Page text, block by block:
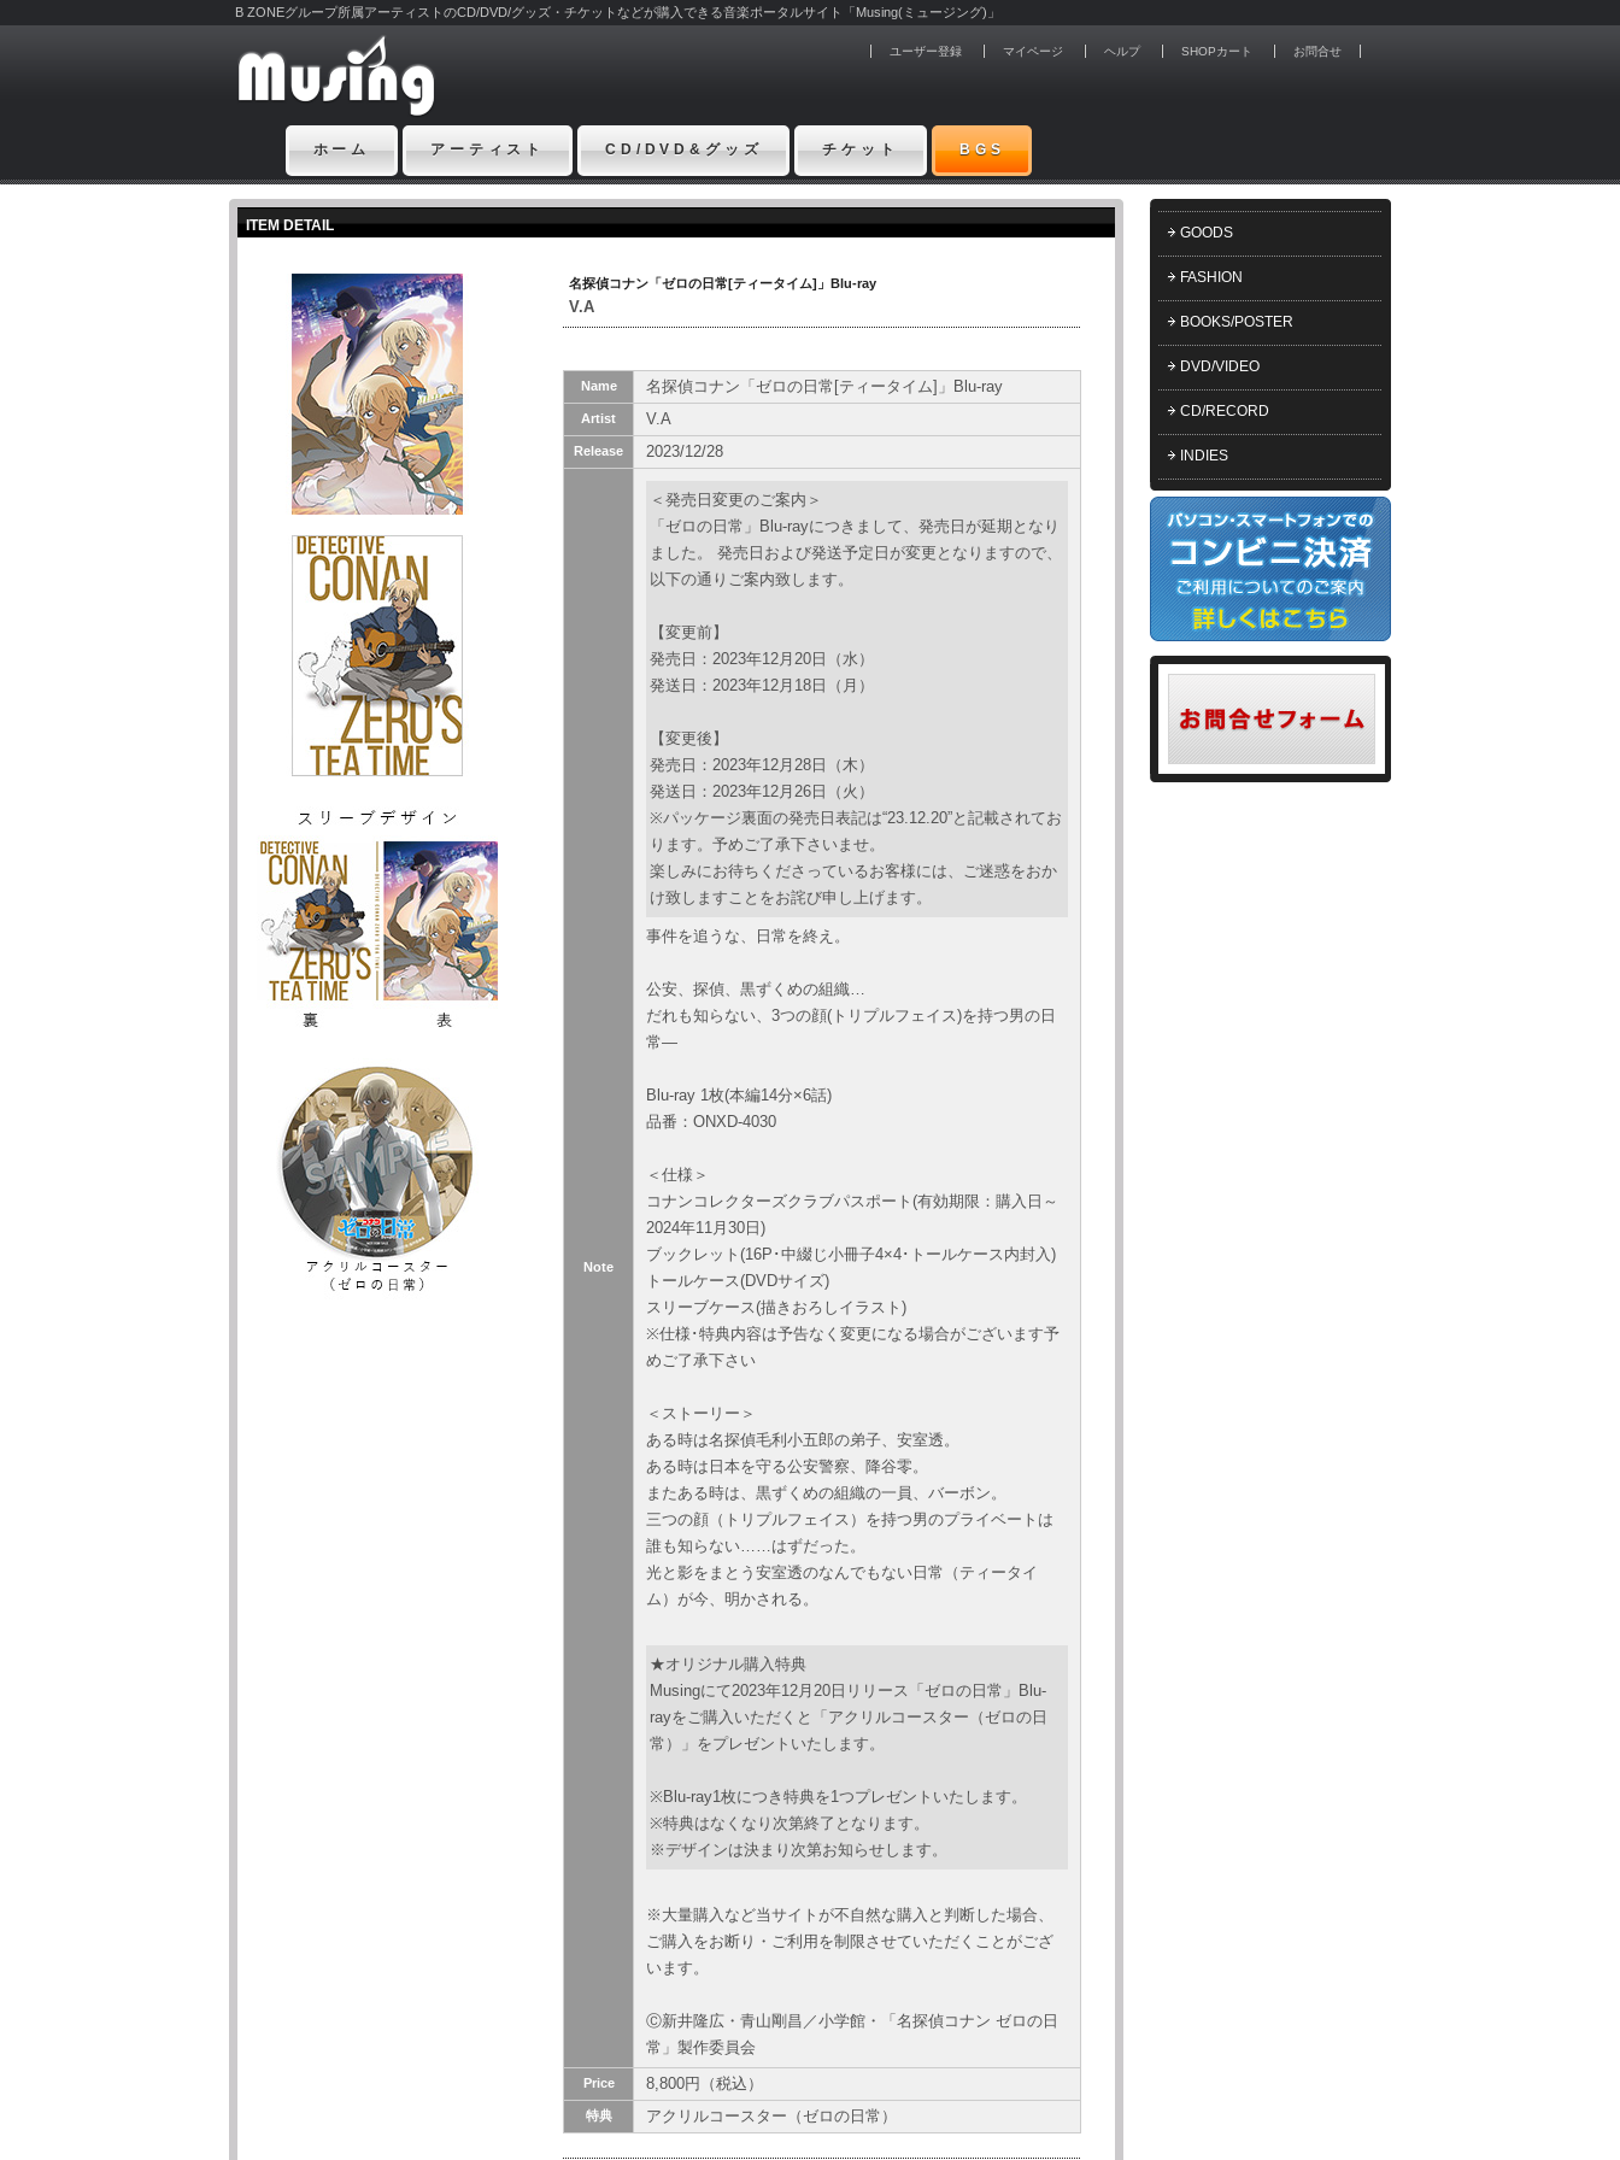
B ZONEグループ所属アーティストのCD/DVD/グッズ・チケットなどが購入できる音楽ポータルサイト「Musing(ミュージング)」
ユーザー登録 マイページ ヘルプ SHOPカート お問合せ
ホーム アーティスト CD/DVD&グッズ チケット BGS
GOODS
FASHION
BOOKS/POSTER
DVD/VIDEO
CD/RECORD
INDIES
ITEM DETAIL
名探偵コナン「ゼロの日常[ティータイム]」Blu-ray
V.A
Name 名探偵コナン「ゼロの日常[ティータイム]」Blu-ray
Artist V.A
Release 2023/12/28
Note
＜発売日変更のご案内＞
「ゼロの日常」Blu-rayにつきまして、発売日が延期となり
ました。 発売日および発送予定日が変更となりますので、
以下の通りご案内致します。
【変更前】
発売日：2023年12月20日（水）
発送日：2023年12月18日（月）
【変更後】
発売日：2023年12月28日（木）
発送日：2023年12月26日（火）
※パッケージ裏面の発売日表記は“23.12.20”と記載されてお
ります。予めご了承下さいませ。
楽しみにお待ちくださっているお客様には、ご迷惑をおか
け致しますことをお詫び申し上げます。
事件を追うな、日常を終え。
公安、探偵、黒ずくめの組織…
だれも知らない、3つの顔(トリプルフェイス)を持つ男の日
常―
Blu-ray 1枚(本編14分×6話)
品番：ONXD-4030
＜仕様＞
コナンコレクターズクラブパスポート(有効期限：購入日～
2024年11月30日)
ブックレット(16P･中綴じ小冊子4×4･トールケース内封入)
トールケース(DVDサイズ)
スリーブケース(描きおろしイラスト)
※仕様･特典内容は予告なく変更になる場合がございます予
めご了承下さい
＜ストーリー＞
ある時は名探偵毛利小五郎の弟子、安室透。
ある時は日本を守る公安警察、降谷零。
またある時は、黒ずくめの組織の一員、バーボン。
三つの顔（トリプルフェイス）を持つ男のプライベートは
誰も知らない……はずだった。
光と影をまとう安室透のなんでもない日常（ティータイ
ム）が今、明かされる。
★オリジナル購入特典
Musingにて2023年12月20日リリース「ゼロの日常」Blu-
rayをご購入いただくと「アクリルコースター（ゼロの日
常）」をプレゼントいたします。
※Blu-ray1枚につき特典を1つプレゼントいたします。
※特典はなくなり次第終了となります。
※デザインは決まり次第お知らせします。
※大量購入など当サイトが不自然な購入と判断した場合、
ご購入をお断り・ご利用を制限させていただくことがござ
います。
Ⓒ新井隆広・青山剛昌／小学館・「名探偵コナン ゼロの日
常」製作委員会
Price 8,800円（税込）
特典 アクリルコースター（ゼロの日常）